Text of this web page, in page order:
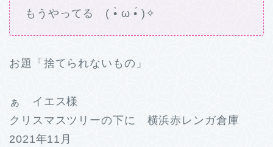
もうやってる ( •̀ ω •́ )✧
お題「捨てられないもの」
ぁ イエス様
クリスマスツリーの下に 横浜赤レンガ倉庫
2021年11月